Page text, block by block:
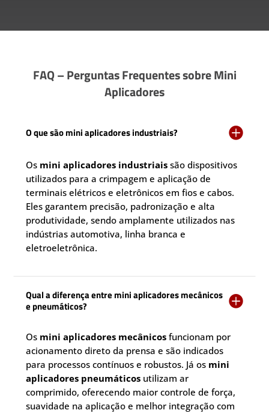
FAQ – Perguntas Frequentes sobre Mini
Aplicadores
O que são mini aplicadores industriais? 
Os mini aplicadores industriais são dispositivos
utilizados para a crimpagem e aplicação de
terminais elétricos e eletrônicos em fios e cabos.
Eles garantem precisão, padronização e alta
produtividade, sendo amplamente utilizados nas
indústrias automotiva, linha branca e
eletroeletrônica.
Qual a diferença entre mini aplicadores mecânicos
e pneumáticos?

Os mini aplicadores mecânicos funcionam por
acionamento direto da prensa e são indicados
para processos contínuos e robustos. Já os mini
aplicadores pneumáticos utilizam ar
comprimido, oferecendo maior controle de força,
suavidade na aplicação e melhor integração com